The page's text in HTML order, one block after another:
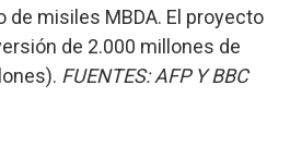
de misiles MBDA. El proyecto
de 2.000 millones de
FUENTES: AFP Y BBC